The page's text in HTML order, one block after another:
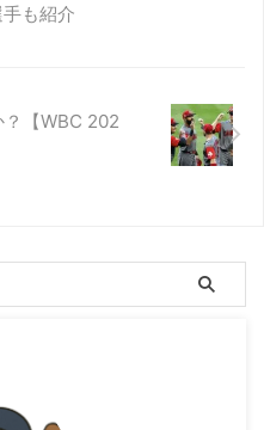
も紹介
？【WBC 202